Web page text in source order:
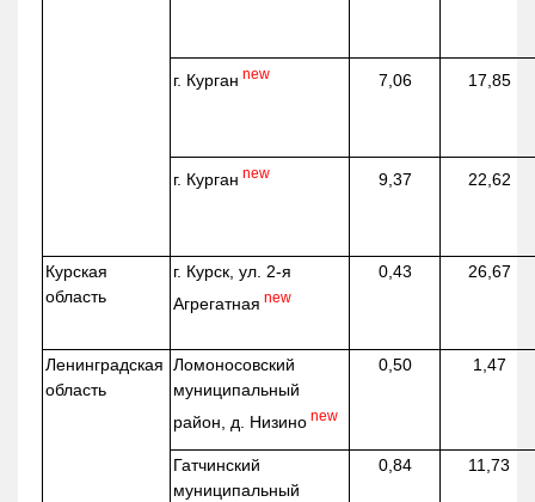
г. Курган new 7,06 17,85
г. Курган new 9,37 22,62
Курская
область
г. Курск, ул. 2-я
Агрегатная new
0,43 26,67
Ленинградская
область
Ломоносовский
муниципальный
район, д. Низино new
0,50 1,47
Гатчинский
муниципальный
0,84 11,73